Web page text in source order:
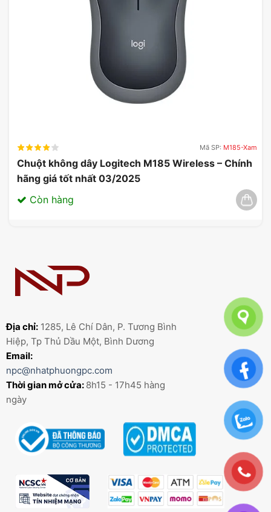
Mã SP: M185-Xam
Chuột không dây Logitech M185 Wireless – Chính
hãng giá tốt nhất 03/2025
Còn hàng
Địa chỉ: 1285, Lê Chí Dân, P. Tương Bình
Hiệp, Tp Thủ Dầu Một, Bình Dương
Email:
npc@nhatphuongpc.com
Thời gian mở cửa: 8h15 - 17h45 hàng
ngày